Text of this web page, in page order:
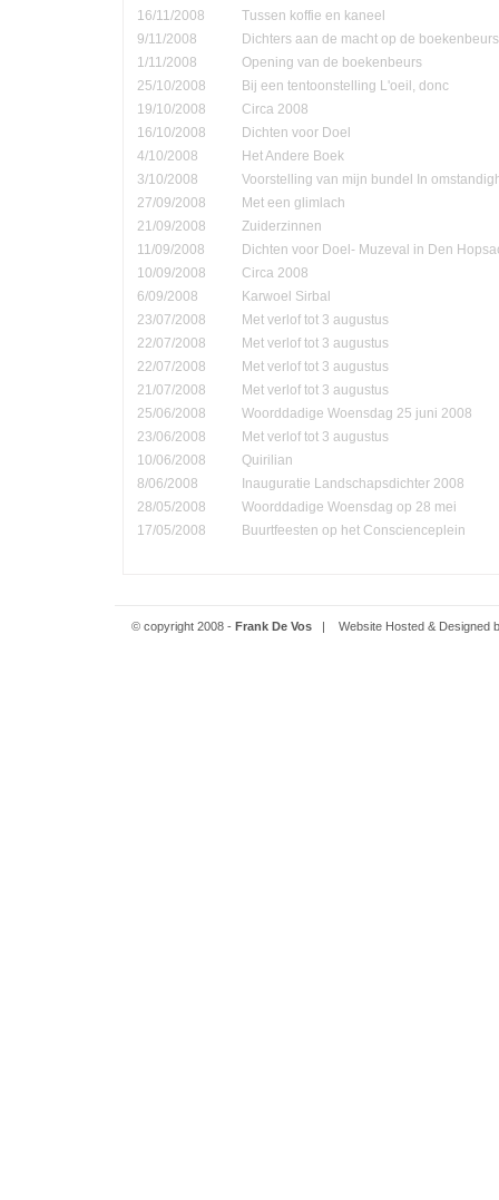
16/11/2008
Tussen koffie en kaneel
9/11/2008
Dichters aan de macht op de boekenbeurs
1/11/2008
Opening van de boekenbeurs
25/10/2008
Bij een tentoonstelling L'oeil, donc
19/10/2008
Circa 2008
16/10/2008
Dichten voor Doel
4/10/2008
Het Andere Boek
3/10/2008
Voorstelling van mijn bundel In
27/09/2008
Met een glimlach
21/09/2008
Zuiderzinnen
11/09/2008
Dichten voor Doel- Muzeval in Den
10/09/2008
Circa 2008
6/09/2008
Karwoel Sirbal
23/07/2008
Met verlof tot 3 augustus
22/07/2008
Met verlof tot 3 augustus
22/07/2008
Met verlof tot 3 augustus
21/07/2008
Met verlof tot 3 augustus
25/06/2008
Woorddadige Woensdag 25 juni 2008
23/06/2008
Met verlof tot 3 augustus
10/06/2008
Quirilian
8/06/2008
Inauguratie Landschapsdichter 2008
28/05/2008
Woorddadige Woensdag op 28 mei
17/05/2008
Buurtfeesten op het Conscienceplein
© copyright 2008 - Frank De Vos| Website Hosted & Designed